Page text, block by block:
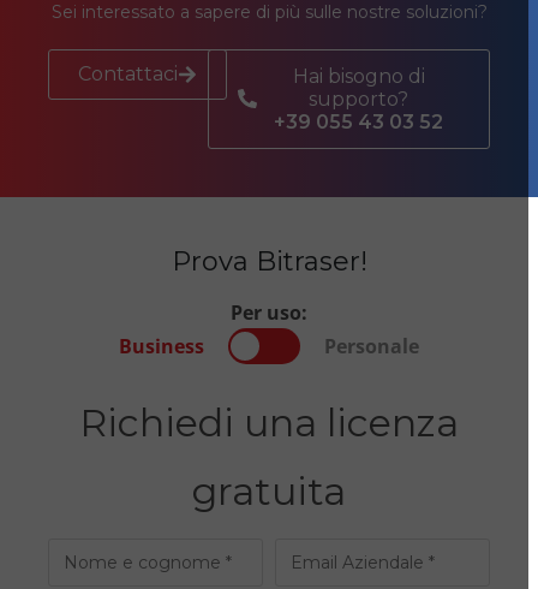
Sei interessato a sapere di più sulle nostre soluzioni?
Contattaci
Hai bisogno di
supporto?
+39 055 43 03 52
Prova Bitraser!
Per uso:
Business
Personale
Richiedi una licenza
gratuita